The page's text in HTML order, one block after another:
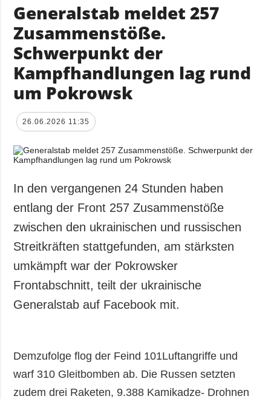
Generalstab meldet 257
Zusammenstöße.
Schwerpunkt der
Kampfhandlungen lag rund
um Pokrowsk
26.06.2026 11:35
In den vergangenen 24 Stunden haben
entlang der Front 257 Zusammenstöße
zwischen den ukrainischen und russischen
Streitkräften stattgefunden, am stärksten
umkämpft war der Pokrowsker
Frontabschnitt, teilt der ukrainische
Generalstab auf Facebook mit.
Demzufolge flog der Feind 101Luftangriffe und
warf 310 Gleitbomben ab. Die Russen setzten
zudem drei Raketen, 9.388 Kamikadze- Drohnen